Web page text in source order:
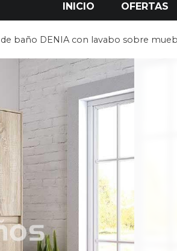
INICIO OFERTAS
baño DENIA con lavabo sobre